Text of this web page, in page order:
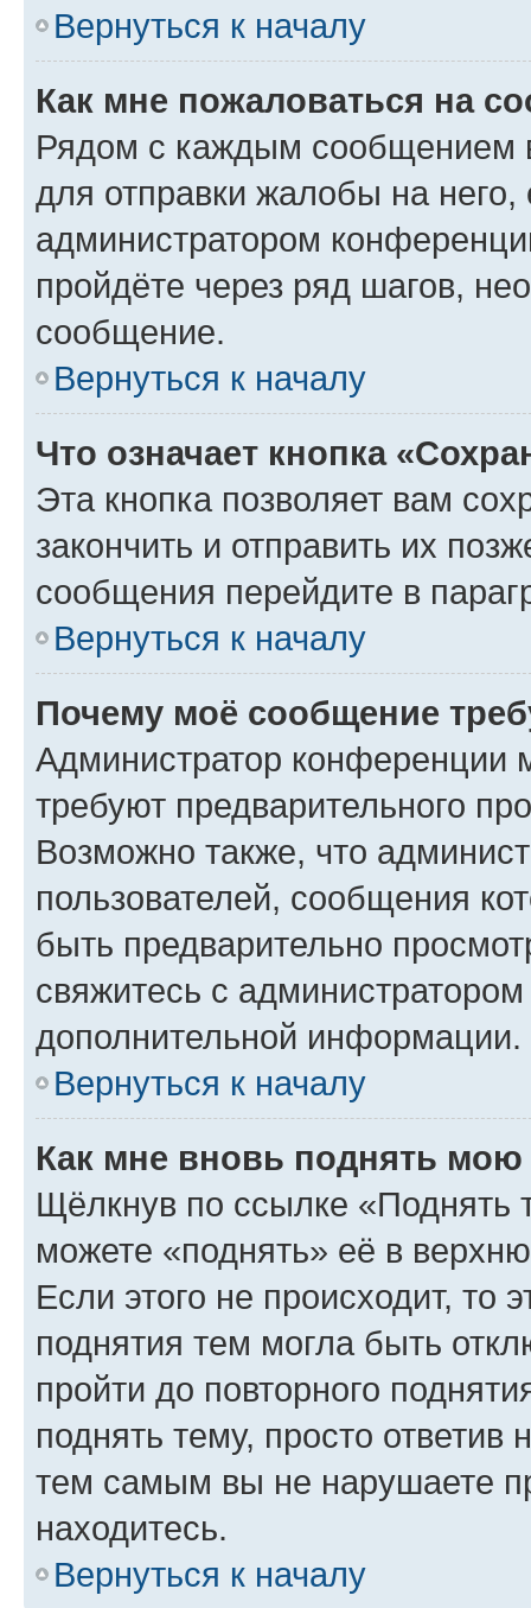
Вернуться к началу
Как мне пожаловаться на
Рядом с каждым сообщением
для отправки жалобы на
администратором
пройдёте через ряд шагов,
сообщение.
Вернуться к началу
Что означает кнопка
Эта кнопка позволяет вам
закончить и отправить их
сообщения перейдите в
Вернуться к началу
Почему моё сообщение
Администратор конференции
требуют предварительного
Возможно также, что
пользователей, сообщения
быть предварительно
свяжитесь с
дополнительной информации.
Вернуться к началу
Как мне вновь поднять мою
Щёлкнув по ссылке «Поднять
можете «поднять» её в
Если этого не происходит, то
поднятия тем могла быть
пройти до повторного
поднять тему, просто ответив
тем самым вы не нарушаете
находитесь.
Вернуться к началу